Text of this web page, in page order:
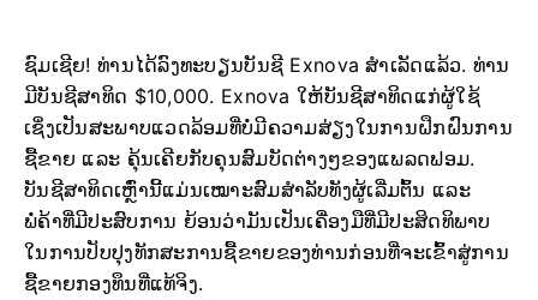
ຊົມເຊີຍ! ທ່ານໄດ້ລົງທະບຽນບັນຊີ Exnova ສຳເລັດແລ້ວ. ທ່ານ
ມີບັນຊີສາທິດ $10,000. Exnova ໃຫ້ບັນຊີສາທິດແກ່ຜູ້ໃຊ້
ເຊິ່ງເປັນສະພາບແວດລ້ອມທີ່ບໍ່ມີຄວາມສ່ຽງໃນການຝຶກຝົນການ
ຊື້ຂາຍ ແລະ ຄຸ້ນເຄີຍກັບຄຸນສົມບັດຕ່າງໆຂອງແພລດຟອມ.
ບັນຊີສາທິດເຫຼົ່ານີ້ແມ່ນເໝາະສົມສຳລັບທັງຜູ້ເລີ່ມຕົ້ນ ແລະ
ພໍ່ຄ້າທີ່ມີປະສົບການ ຍ້ອນວ່າມັນເປັນເຄື່ອງມືທີ່ມີປະສິດທິພາບ
ໃນການປັບປຸງທັກສະການຊື້ຂາຍຂອງທ່ານກ່ອນທີ່ຈະເຂົ້າສູ່ການ
ຊື້ຂາຍກອງທຶນທີ່ແທ້ຈິງ.